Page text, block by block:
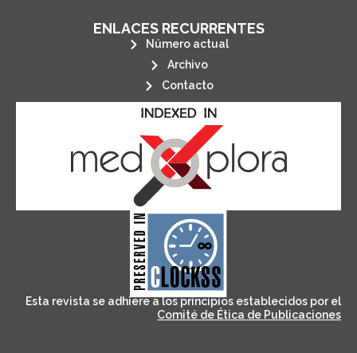
ENLACES RECURRENTES
Número actual
Archivo
Contacto
CLOCKSS is a dak archive that
ensures the long-term survival
of web-based scholary
publications, governed by and for
its stakeholders.
Esta revista se adhiere a los principios establecidos por el
Comité de Ética de Publicaciones